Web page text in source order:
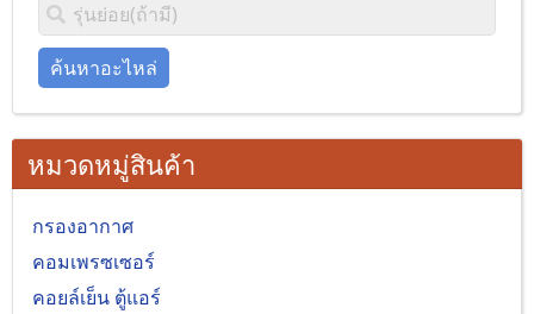
ค้นหาอะไหล่
หมวดหมู่สินค้า
กรองอากาศ
คอมเพรซเซอร์
คอยล์เย็น ตู้แอร์